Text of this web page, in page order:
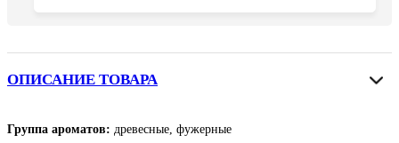
ОПИСАНИЕ ТОВАРА
Группа ароматов: древесные, фужерные